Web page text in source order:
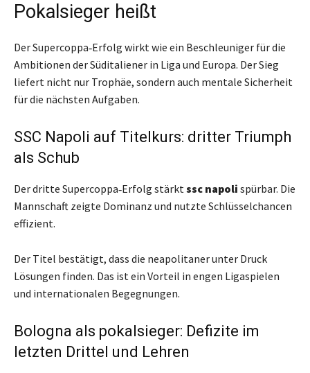
Pokalsieger heißt
Der Supercoppa‑Erfolg wirkt wie ein Beschleuniger für die
Ambitionen der Süditaliener in Liga und Europa. Der Sieg
liefert nicht nur Trophäe, sondern auch mentale Sicherheit
für die nächsten Aufgaben.
SSC Napoli auf Titelkurs: dritter Triumph
als Schub
Der dritte Supercoppa‑Erfolg stärktssc napoli spürbar. Die
Mannschaft zeigte Dominanz und nutzte Schlüsselchancen
effizient.
Der Titel bestätigt, dass die neapolitaner unter Druck
Lösungen finden. Das ist ein Vorteil in engen Ligaspielen
und internationalen Begegnungen.
Bologna als pokalsieger: Defizite im
letzten Drittel und Lehren